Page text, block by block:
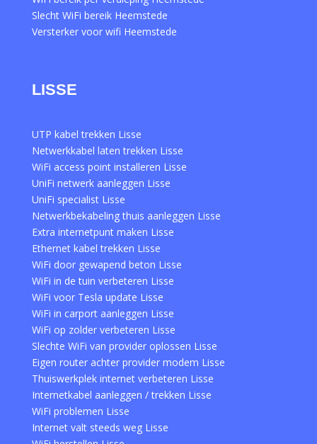
Slecht WiFi bereik Heemstede
Versterker voor wifi Heemstede
LISSE
UTP kabel trekken Lisse
Netwerkkabel laten trekken Lisse
WiFi access point installeren Lisse
UniFi netwerk aanleggen Lisse
UniFi specialist Lisse
Netwerkbekabeling thuis aanleggen Lisse
Extra internetpunt maken Lisse
Ethernet kabel trekken Lisse
WiFi door gewapend beton Lisse
WiFi in de tuin verbeteren Lisse
WiFi voor Tesla update Lisse
WiFi in carport aanleggen Lisse
WiFi op zolder verbeteren Lisse
Slechte WiFi van provider oplossen Lisse
Eigen router achter provider modem Lisse
Thuiswerkplek internet verbeteren Lisse
Internetkabel aanleggen / trekken Lisse
WiFi problemen Lisse
Internet valt steeds weg Lisse